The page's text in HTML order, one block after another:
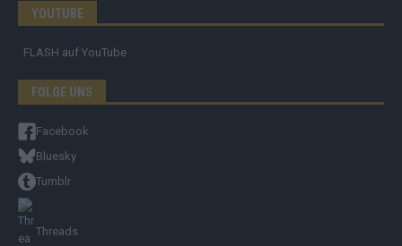
YOUTUBE
FLASH auf YouTube
FOLGE UNS
Facebook
Bluesky
Tumblr
Threads